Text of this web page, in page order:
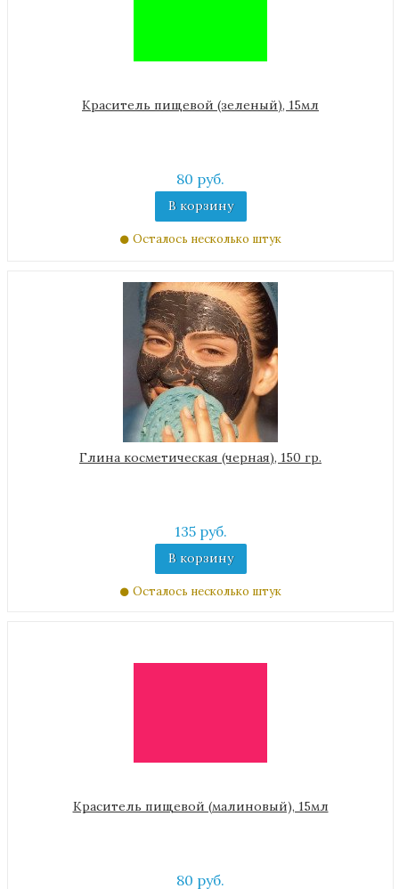
Краситель пищевой (зеленый), 15мл
80 руб.
В корзину
Осталось несколько штук
Глина косметическая (черная), 150 гр.
135 руб.
В корзину
Осталось несколько штук
Краситель пищевой (малиновый), 15мл
80 руб.